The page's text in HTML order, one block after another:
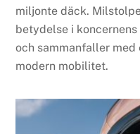
miljonte däck.
betydelse i
och sammanfaller
modern mobilitet.